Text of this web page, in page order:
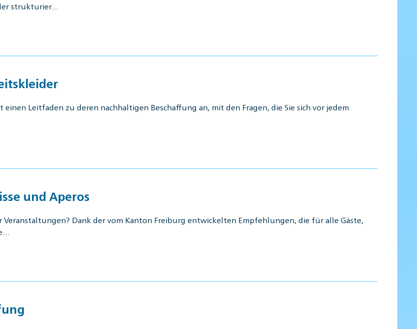
strukturier…
Leitfaden zu deren nachhaltigen Beschaffung an, mit den Fragen, die Sie sich vor jedem
und Aperos
Dank der vom Kanton Freiburg entwickelten Empfehlungen, die für alle Gäste,